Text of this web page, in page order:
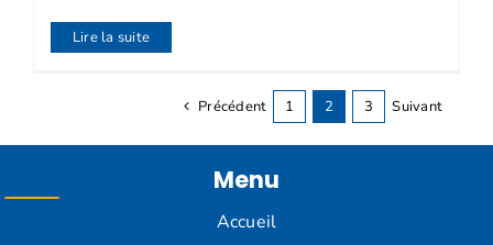
Lire la suite
Précédent 1 2 3 Suivant
Menu
Accueil